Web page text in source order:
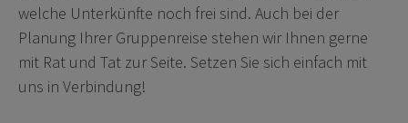
welche Unterkünfte noch frei sind. Auch bei der
Planung Ihrer Gruppenreise stehen wir Ihnen gerne
mit Rat und Tat zur Seite. Setzen Sie sich einfach mit
uns in Verbindung!